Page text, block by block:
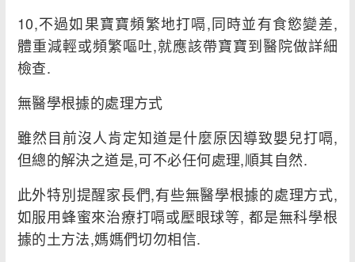
10,不過如果寶寶頻繁地打嗝,同時並有食慾變差,
體重減輕或頻繁嘔吐,就應該帶寶寶到醫院做詳細
檢查.
無醫學根據的處理方式
雖然目前沒人肯定知道是什麼原因導致嬰兒打嗝,
但總的解決之道是,可不必任何處理,順其自然.
此外特別提醒家長們,有些無醫學根據的處理方式,
如服用蜂蜜來治療打嗝或壓眼球等, 都是無科學根
據的土方法,媽媽們切勿相信.